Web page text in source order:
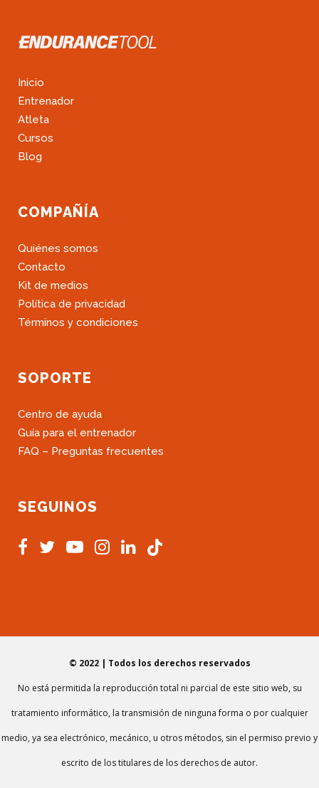
Inicio
Entrenador
Atleta
Cursos
Blog
COMPAÑÍA
Quiénes somos
Contacto
Kit de medios
Política de privacidad
Términos y condiciones
SOPORTE
Centro de ayuda
Guía para el entrenador
FAQ – Preguntas frecuentes
SEGUINOS
© 2022 | Todos los derechos reservados
No está permitida la reproducción total ni parcial de este sitio web, su
tratamiento informático, la transmisión de ninguna forma o por cualquier
medio, ya sea electrónico, mecánico, u otros métodos, sin el permiso previo y
escrito de los titulares de los derechos de autor.